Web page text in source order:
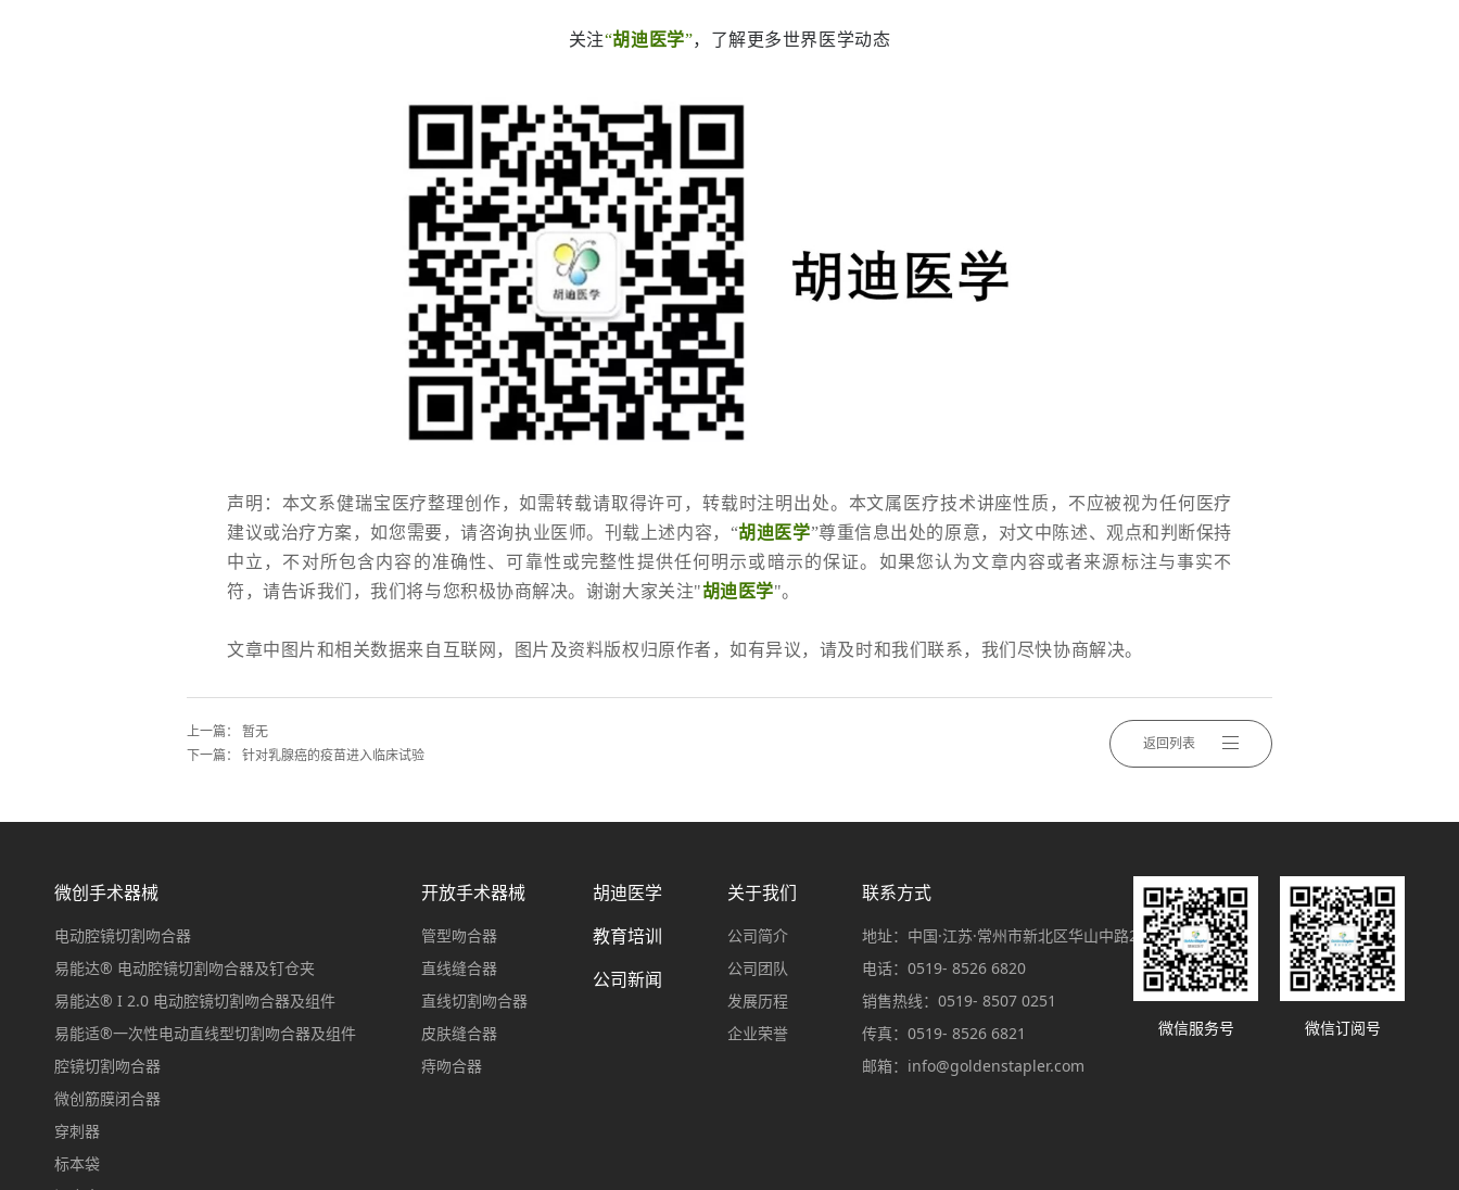
关注“胡迪医学”，了解更多世界医学动态
声明：本文系健瑞宝医疗整理创作，如需转载请取得许可，转载时注明出处。本文属医疗技术讲座性质，不应被视为任何医疗
建议或治疗方案，如您需要，请咨询执业医师。刊载上述内容，“胡迪医学”尊重信息出处的原意，对文中陈述、观点和判断保持
中立，不对所包含内容的准确性、可靠性或完整性提供任何明示或暗示的保证。如果您认为文章内容或者来源标注与事实不
符，请告诉我们，我们将与您积极协商解决。谢谢大家关注"胡迪医学"。
文章中图片和相关数据来自互联网，图片及资料版权归原作者，如有异议，请及时和我们联系，我们尽快协商解决。
上一篇： 暂无
下一篇： 针对乳腺癌的疫苗进入临床试验
返回列表
微创手术器械
电动腔镜切割吻合器
易能达® 电动腔镜切割吻合器及钉仓夹
易能达® I 2.0 电动腔镜切割吻合器及组件
易能适®一次性电动直线型切割吻合器及组件
腔镜切割吻合器
微创筋膜闭合器
穿刺器
标本袋
开放手术器械
管型吻合器
直线缝合器
直线切割吻合器
皮肤缝合器
痔吻合器
胡迪医学
教育培训
公司新闻
关于我们
公司简介
公司团队
发展历程
企业荣誉
联系方式
地址：中国·江苏·常州市新北区华山中路26号B座
电话：0519- 8526 6820
销售热线：0519- 8507 0251
传真：0519- 8526 6821
邮箱： info@goldenstapler.com
微信服务号 微信订阅号